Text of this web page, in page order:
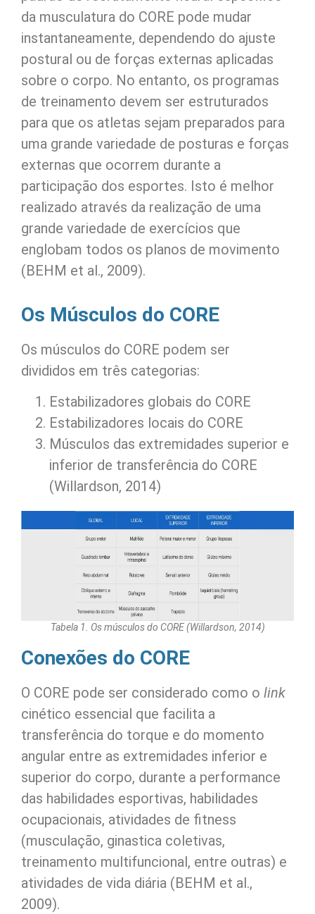
da musculatura do CORE pode mudar
instantaneamente, dependendo do ajuste
postural ou de forças externas aplicadas
sobre o corpo. No entanto, os programas
de treinamento devem ser estruturados
para que os atletas sejam preparados para
uma grande variedade de posturas e forças
externas que ocorrem durante a
participação dos esportes. Isto é melhor
realizado através da realização de uma
grande variedade de exercícios que
englobam todos os planos de movimento
(BEHM et al., 2009).
Os Músculos do CORE
Os músculos do CORE podem ser
divididos em três categorias:
Estabilizadores globais do CORE
Estabilizadores locais do CORE
Músculos das extremidades superior e
inferior de transferência do CORE
(Willardson, 2014)
Tabela 1. Os músculos do CORE (Willardson, 2014)
Conexões do CORE
O CORE pode ser considerado como o link
cinético essencial que facilita a
transferência do torque e do momento
angular entre as extremidades inferior e
superior do corpo, durante a performance
das habilidades esportivas, habilidades
ocupacionais, atividades de fitness
(musculação, ginastica coletivas,
treinamento multifuncional, entre outras) e
atividades de vida diária (BEHM et al.,
2009).